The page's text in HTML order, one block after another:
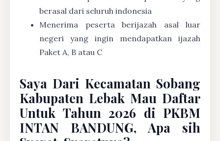
berasal dari seluruh indonesia
Menerima peserta berijazah asal luar
negeri yang ingin mendapatkan ijazah
Paket A, B atau C
Saya Dari Kecamatan Sobang
Kabupaten Lebak Mau Daftar
Untuk Tahun 2026 di PKBM
INTAN BANDUNG, Apa sih